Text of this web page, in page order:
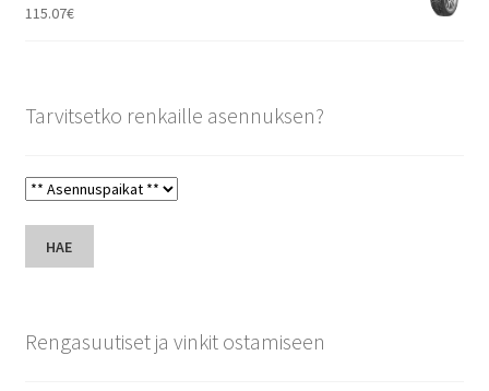
115.07€
Tarvitsetko renkaille asennuksen?
HAE
Rengasuutiset ja vinkit ostamiseen